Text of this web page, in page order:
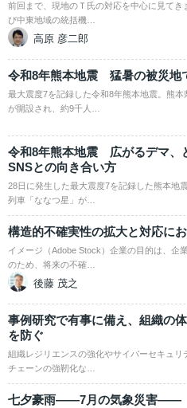
前回まで、現地のＴ氏の対応を中心に見てき
び中東地域の統括機…
高原 彦二郎
令和8年熊本地震 猛暑の被災地
最大震度7を記録した令和8年熊本地震。熊
が開設され、約9千人…
令和8年熊本地震 広がるデマ、
SNSとの向き合い方
28日に発生した最大震度7を記録した熊本地
列車「ななつ星」が…
構造的不確実性の拡大と対応に
イメージ（Adobe Stock）企業の目的は、企
のため、将来の不確…
後藤 茂之
事例研究で有事に備え、組織の
を防ぐ
組織レジリエンスの強化やサイバーセキュリ
チェーンの強靭化な…
七夕豪雨――7月の気象災害――